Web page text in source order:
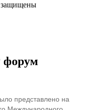
защищены
форум
представлено на